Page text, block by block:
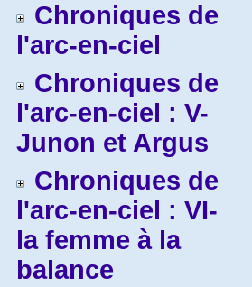
Chroniques de
l'arc-en-ciel
Chroniques de
l'arc-en-ciel : V-
Junon et Argus
Chroniques de
l'arc-en-ciel : VI-
la femme à la
balance